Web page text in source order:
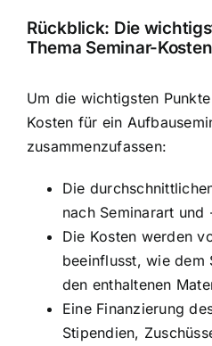
Rückblick: Die
Thema Seminar-Kosten
Um die wichtigsten
Kosten für ein
zusammenzufassen:
Die
nach Seminarart und
Die Kosten werden
beeinflusst, wie dem
den enthaltenen
Eine Finanzierung
Stipendien,